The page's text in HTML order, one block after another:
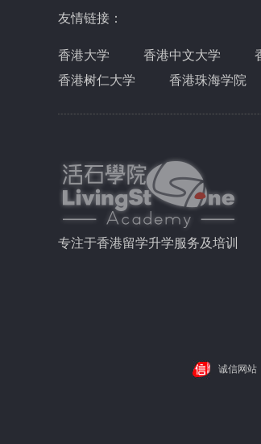
友情链接：
香港大学 香港中文大学
香港树仁大学
香港珠海学院
专注于香港留学升学服务及培训
诚信网站